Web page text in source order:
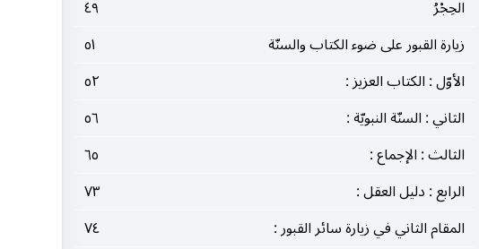
الحِجْرُ
٤٩
زيارة القبور على ضوء الكتاب والسنّة
٥١
الأوّل : الكتاب العزيز :
٥٢
الثاني : السنّة النبويّة :
٥٦
الثالث : الإجماع :
٦٥
الرابع : دليل العقل :
٧٣
المقام الثاني في زيارة سائر القبور :
٧٤